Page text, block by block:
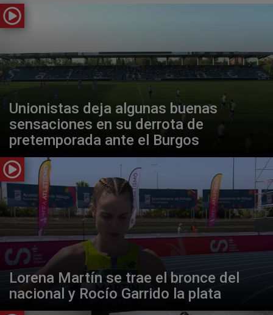
Unionistas deja algunas buenas
sensaciones en su derrota de
pretemporada ante el Burgos
Lorena Martín se trae el bronce del
nacional y Rocío Garrido la plata